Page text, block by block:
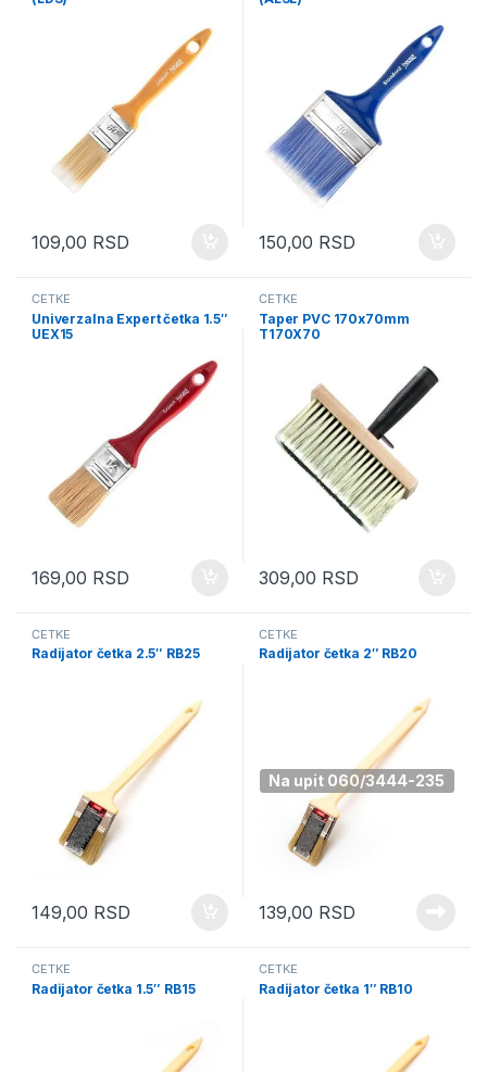
109,00 RSD 150,00 RSD
ČETKE
Univerzalna Expert četka 1.5″
UEX15
169,00 RSD
ČETKE
Taper PVC 170x70mm
T170X70
309,00 RSD
ČETKE
Radijator četka 2.5″ RB25
149,00 RSD
Na upit 060/3444-235
ČETKE
Radijator četka 2″ RB20
139,00 RSD
ČETKE
Radijator četka 1.5″ RB15
ČETKE
Radijator četka 1″ RB10